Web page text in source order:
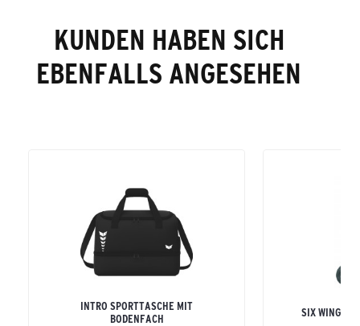
KUNDEN HABEN SICH
EBENFALLS ANGESEHEN
INTRO SPORTTASCHE MIT
BODENFACH
SIX WINGS